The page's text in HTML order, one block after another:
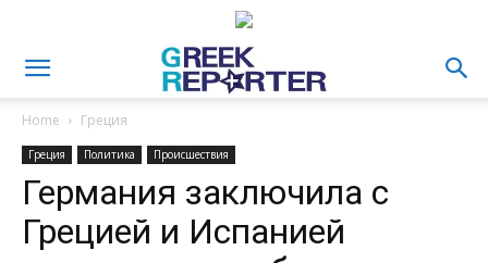
Home Греция
Греция Политика Происшествия
Германия заключила с
Грецией и Испанией